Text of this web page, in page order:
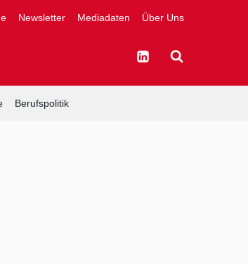
Newsletter Mediadaten Über Uns
Berufspolitik